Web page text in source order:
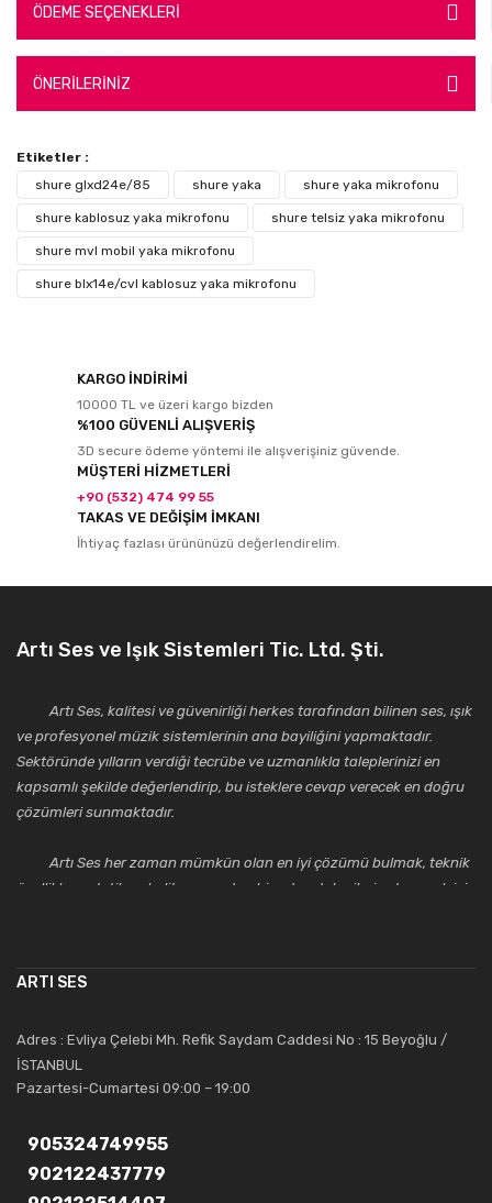
ÖDEME SEÇENEKLERİ
ÖNERİLERİNİZ
Etiketler :
shure glxd24e/85
shure yaka shure yaka mikrofonu
shure kablosuz yaka mikrofonu shure telsiz yaka mikrofonu
shure mvl mobil yaka mikrofonu
shure blx14e/cvl kablosuz yaka mikrofonu
KARGO İNDİRİMİ
10000 TL ve üzeri kargo bizden
%100 GÜVENLİ ALIŞVERİŞ
3D secure ödeme yöntemi ile alışverişiniz güvende.
MÜŞTERİ HİZMETLERİ
+90 (532) 474 99 55
TAKAS VE DEĞİŞİM İMKANI
İhtiyaç fazlası ürününüzü değerlendirelim.
Artı Ses ve Işık Sistemleri Tic. Ltd. Şti.
Artı Ses, kalitesi ve güvenirliği herkes tarafından bilinen ses, ışık
ve profesyonel müzik sistemlerinin ana bayiliğini yapmaktadır.
Sektöründe yılların verdiği tecrübe ve uzmanlıkla taleplerinizi en
kapsamlı şekilde değerlendirip, bu isteklere cevap verecek en doğru
çözümleri sunmaktadır.
Artı Ses her zaman mümkün olan en iyi çözümü bulmak, teknik
özellikler, estetik ve kalite açısından bir adım daha ileriye taşımak için
saygıdeğer yerini kazanmıştır.
Artı Ses, güler yüzü ve deneyimi ile bu gün ve gelecekte
güvenebileceğiniz bir tercihtir.
ARTI SES
Adres : Evliya Çelebi Mh. Refik Saydam Caddesi No : 15 Beyoğlu /
İSTANBUL
Pazartesi-Cumartesi 09:00 – 19:00
905324749955
902122437779